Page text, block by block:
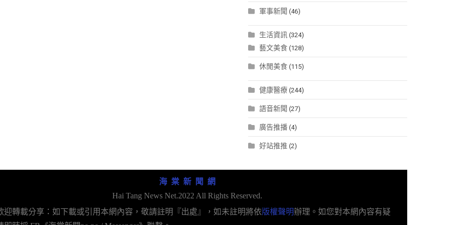
軍事新聞 (46)
生活資訊 (324)
藝文美食 (128)
休閒美食 (115)
健康醫療 (244)
語音新聞 (27)
廣告推播 (4)
好站推推 (2)
海 棠 新 聞 網
Hai Tang News Net.2022 All Rights Reserved.
迎轉載分享：如下載或引用本網內容，敬請註明『出處』，如未註明將依版權聲明辦理。如您對本網內容有疑